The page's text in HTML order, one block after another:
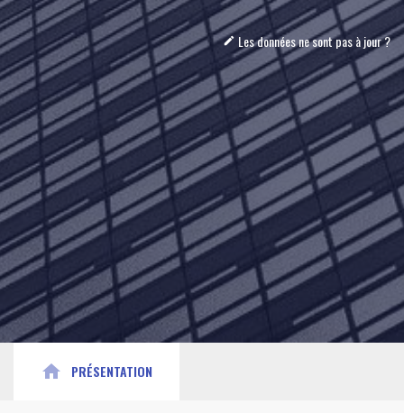
mode_edit Les données ne sont pas à jour ?
home PRÉSENTATION